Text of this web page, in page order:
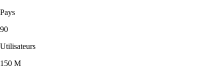
Pays
90
Utilisateurs
150 M